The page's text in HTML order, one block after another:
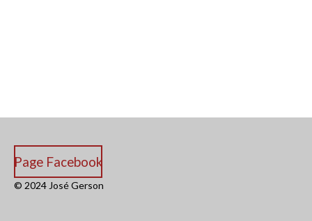
Page Facebook
© 2024 José Gerson